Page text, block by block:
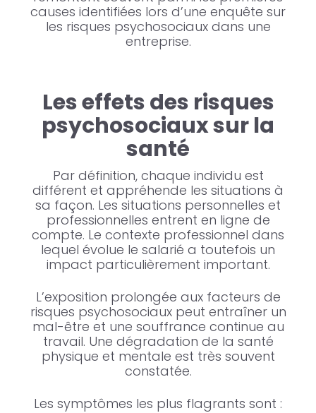
causes identifiées lors d’une enquête sur
les risques psychosociaux dans une
entreprise.
Les effets des risques
psychosociaux sur la
santé
Par définition, chaque individu est
différent et appréhende les situations à
sa façon. Les situations personnelles et
professionnelles entrent en ligne de
compte. Le contexte professionnel dans
lequel évolue le salarié a toutefois un
impact particulièrement important.
L’exposition prolongée aux facteurs de
risques psychosociaux peut entraîner un
mal-être et une souffrance continue au
travail. Une dégradation de la santé
physique et mentale est très souvent
constatée.
Les symptômes les plus flagrants sont :